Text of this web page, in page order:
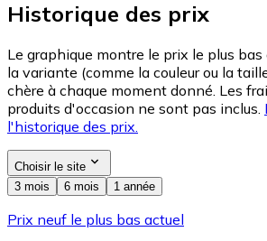
Historique des prix
Le graphique montre le prix le plus
la variante (comme la couleur ou la
chère à chaque moment donné. Les
produits d'occasion ne sont pas inclus.
l'historique des prix.
Choisir le site
3 mois
6 mois 1 année
Prix neuf le plus bas actuel